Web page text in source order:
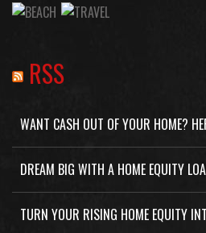
RSS
WANT CASH OUT OF YOUR HOME?
DREAM BIG WITH A HOME EQUITY
TURN YOUR RISING HOME EQUITY